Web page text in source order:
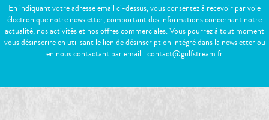
En indiquant votre adresse email ci-dessus, vous consentez à recevoir par voie
électronique notre newsletter, comportant des informations concernant notre
actualité, nos activités et nos offres commerciales. Vous pourrez à tout moment
vous désinscrire en utilisant le lien de désinscription intégré dans la newsletter ou
en nous contactant par email : contact@gulfstream.fr